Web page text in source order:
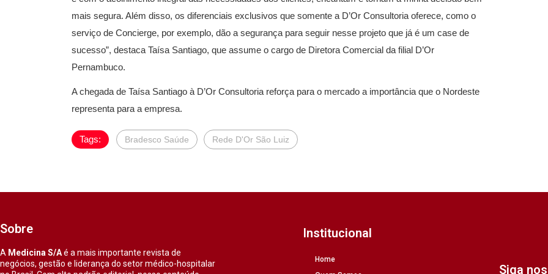
mais segura. Além disso, os diferenciais exclusivos que somente a D’Or Consultoria oferece, como o
serviço de Concierge, por exemplo, dão a segurança para seguir nesse projeto que já é um case de
sucesso”, destaca Taísa Santiago, que assume o cargo de Diretora Comercial da filial D’Or
Pernambuco.
A chegada de Taísa Santiago à D’Or Consultoria reforça para o mercado a importância que o Nordeste
representa para a empresa.
Tags: Bradesco Saúde Rede D'Or São Luiz
Sobre
A Medicina S/Aé a mais importante revista de
negócios, gestão e liderança do setor médico-hospitalar
Institucional
Home
Siga